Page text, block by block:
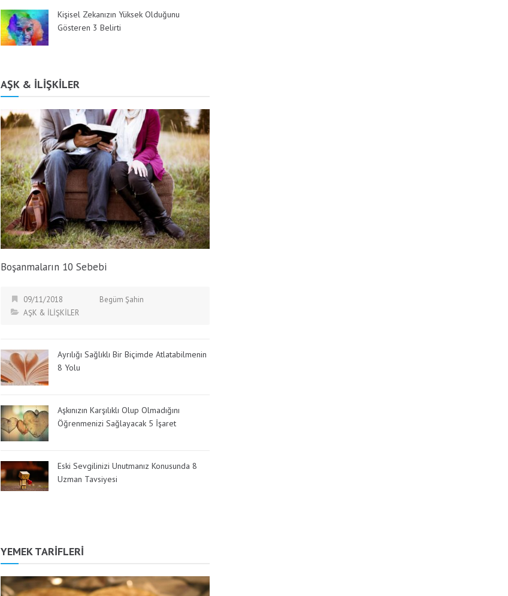
Kişisel Zekanızın Yüksek Olduğunu
Gösteren 3 Belirti
AŞK & İLİŞKİLER
Boşanmaların 10 Sebebi
09/11/2018
Begüm Şahin
AŞK & İLİŞKİLER
Ayrılığı Sağlıklı Bir Biçimde Atlatabilmenin
8 Yolu
Aşkınızın Karşılıklı Olup Olmadığını
Öğrenmenizi Sağlayacak 5 İşaret
Eski Sevgilinizi Unutmanız Konusunda 8
Uzman Tavsiyesi
YEMEK TARİFLERİ